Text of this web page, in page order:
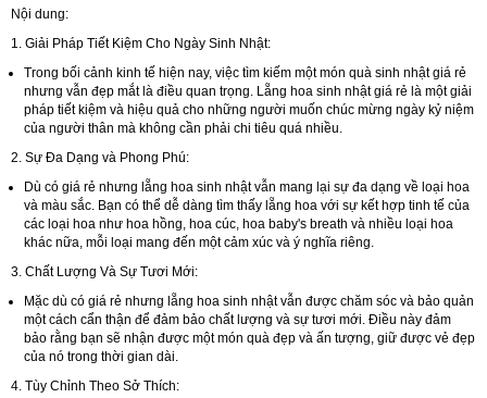
Nội dung:
1. Giải Pháp Tiết Kiệm Cho Ngày Sinh Nhật:
Trong bối cảnh kinh tế hiện nay, việc tìm kiếm một món quà sinh nhật giá rẻ
nhưng vẫn đẹp mắt là điều quan trọng. Lẵng hoa sinh nhật giá rẻ là một giải
pháp tiết kiệm và hiệu quả cho những người muốn chúc mừng ngày kỷ niệm
của người thân mà không cần phải chi tiêu quá nhiều.
2. Sự Đa Dạng và Phong Phú:
Dù có giá rẻ nhưng lẵng hoa sinh nhật vẫn mang lại sự đa dạng về loại hoa
và màu sắc. Bạn có thể dễ dàng tìm thấy lẵng hoa với sự kết hợp tinh tế của
các loại hoa như hoa hồng, hoa cúc, hoa baby's breath và nhiều loại hoa
khác nữa, mỗi loại mang đến một cảm xúc và ý nghĩa riêng.
3. Chất Lượng Và Sự Tươi Mới:
Mặc dù có giá rẻ nhưng lẵng hoa sinh nhật vẫn được chăm sóc và bảo quản
một cách cẩn thận để đảm bảo chất lượng và sự tươi mới. Điều này đảm
bảo rằng bạn sẽ nhận được một món quà đẹp và ấn tượng, giữ được vẻ đẹp
của nó trong thời gian dài.
4. Tùy Chỉnh Theo Sở Thích: